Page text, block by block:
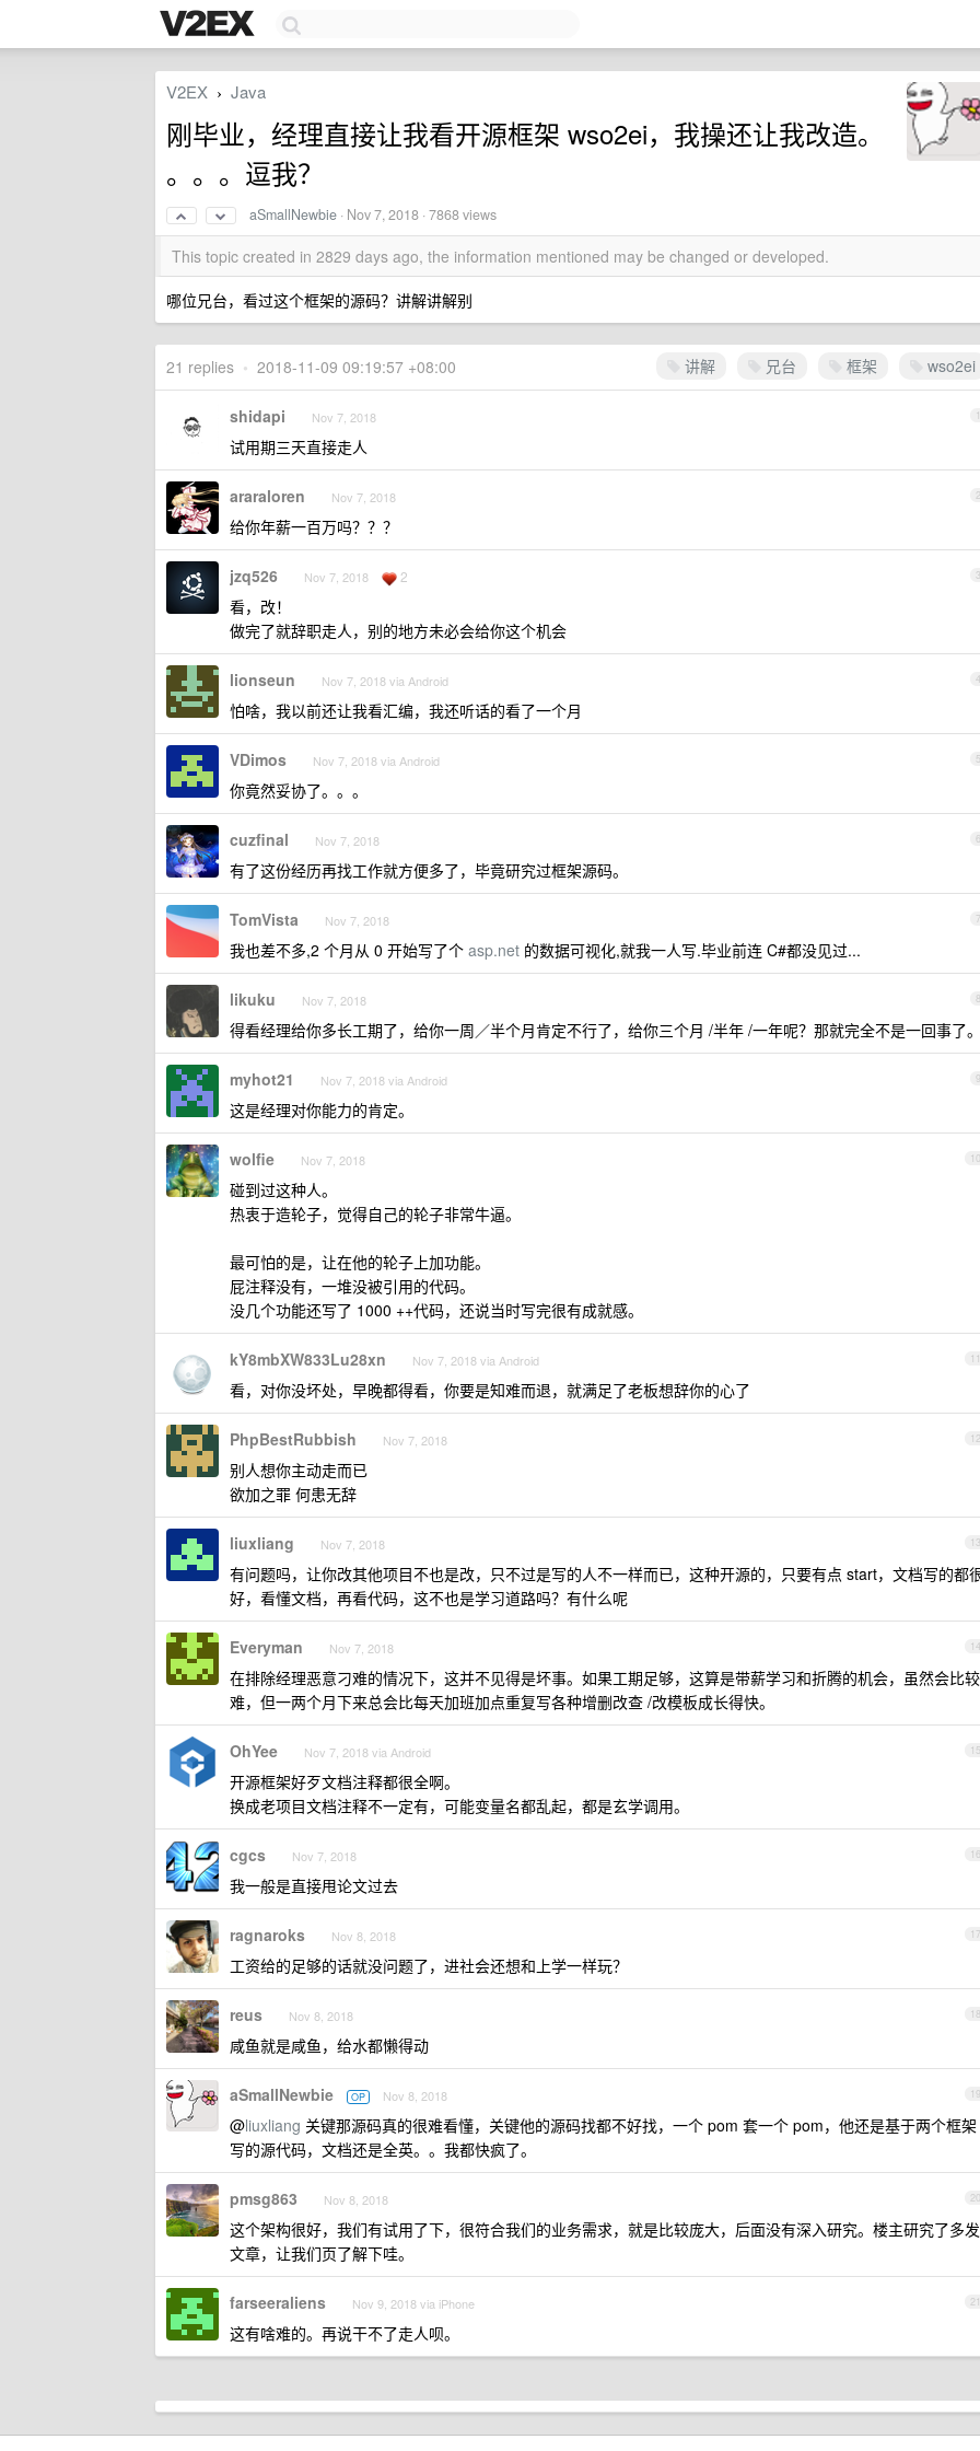
V2EX › Java
刚毕业，经理直接让我看开源框架 wso2ei，我操还让我改造。
。。。逗我？
aSmallNewbie · Nov 7, 2018 · 7868 views
This topic created in 2829 days ago, the information mentioned may be changed or developed.
哪位兄台，看过这个框架的源码？讲解讲解别
讲解 兄台 框架 wso2ei
21 replies • 2018-11-09 09:19:57 +08:00
1
shidapi Nov 7, 2018
试用期三天直接走人
2
araraloren Nov 7, 2018
给你年薪一百万吗？？？
3
jzq526 Nov 7, 2018 2
看，改！
做完了就辞职走人，别的地方未必会给你这个机会
4
lionseun Nov 7, 2018 via Android
怕啥，我以前还让我看汇编，我还听话的看了一个月
5
VDimos Nov 7, 2018 via Android
你竟然妥协了。。。
6
cuzfinal Nov 7, 2018
有了这份经历再找工作就方便多了，毕竟研究过框架源码。
7
TomVista Nov 7, 2018
我也差不多,2 个月从 0 开始写了个 asp.net 的数据可视化,就我一人写.毕业前连 C#都没见过...
8
likuku Nov 7, 2018
得看经理给你多长工期了，给你一周／半个月肯定不行了，给你三个月 /半年 /一年呢？那就完全不是一回事了。
9
myhot21 Nov 7, 2018 via Android
这是经理对你能力的肯定。
10
wolfie Nov 7, 2018
碰到过这种人。
热衷于造轮子，觉得自己的轮子非常牛逼。
最可怕的是，让在他的轮子上加功能。
屁注释没有，一堆没被引用的代码。
没几个功能还写了 1000 ++代码，还说当时写完很有成就感。
11
kY8mbXW833Lu28xn Nov 7, 2018 via Android
看，对你没坏处，早晚都得看，你要是知难而退，就满足了老板想辞你的心了
12
PhpBestRubbish Nov 7, 2018
别人想你主动走而已
欲加之罪 何患无辞
13
liuxliang Nov 7, 2018
有问题吗，让你改其他项目不也是改，只不过是写的人不一样而已，这种开源的，只要有点 start，文档写的都
好，看懂文档，再看代码，这不也是学习道路吗？有什么呢
14
Everyman Nov 7, 2018
在排除经理恶意刁难的情况下，这并不见得是坏事。如果工期足够，这算是带薪学习和折腾的机会，虽然会比较
难，但一两个月下来总会比每天加班加点重复写各种增删改查 /改模板成长得快。
15
OhYee Nov 7, 2018 via Android
开源框架好歹文档注释都很全啊。
换成老项目文档注释不一定有，可能变量名都乱起，都是玄学调用。
16
cgcs Nov 7, 2018
我一般是直接甩论文过去
17
ragnaroks Nov 8, 2018
工资给的足够的话就没问题了，进社会还想和上学一样玩？
18
reus Nov 8, 2018
咸鱼就是咸鱼，给水都懒得动
19
aSmallNewbie OP Nov 8, 2018
@liuxliang 关键那源码真的很难看懂，关键他的源码找都不好找，一个 pom 套一个 pom，他还是基于两个框架
写的源代码，文档还是全英。。我都快疯了。
20
pmsg863 Nov 8, 2018
这个架构很好，我们有试用了下，很符合我们的业务需求，就是比较庞大，后面没有深入研究。楼主研究了多发
文章，让我们页了解下哇。
21
farseeraliens Nov 9, 2018 via iPhone
这有啥难的。再说干不了走人呗。